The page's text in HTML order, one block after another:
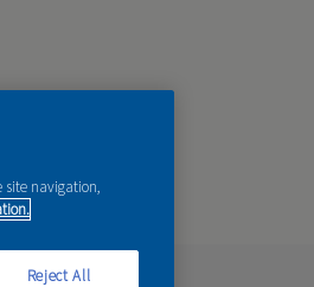
KOV
site navigation,
Reject All